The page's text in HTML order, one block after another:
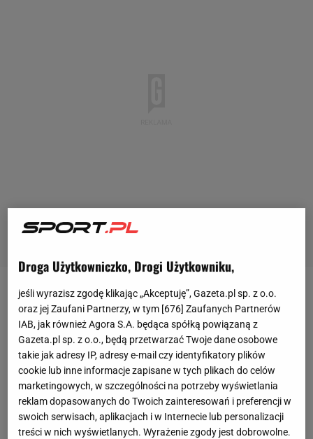
- Pomeczuznaleziono ciało 42-letniego Antonio
Scotto Di Luzio, niekaranego mężczyzny
mieszkającego w Bacoli. Ciało leżało na
opuszczonym parkingu pod sektorem gościnnym
stadionu Maradony. Ale ta makabryczna sytuacja
wciąż ma wiele niejasności - donosi "La Gazzetta
dello Sport".
Droga Użytkowniczko, Drogi Użytkowniku,
jeśli wyrazisz zgodę klikając „Akceptuję”, Gazeta.pl sp. z o.o.
oraz jej Zaufani Partnerzy, w tym [676] Zaufanych Partnerów
IAB, jak również Agora S.A. będąca spółką powiązaną z
Gazeta.pl sp. z o.o., będą przetwarzać Twoje dane osobowe
takie jak adresy IP, adresy e-mail czy identyfikatory plików
cookie lub inne informacje zapisane w tych plikach do celów
marketingowych, w szczególności na potrzeby wyświetlania
reklam dopasowanych do Twoich zainteresowań i preferencji w
swoich serwisach, aplikacjach i w Internecie lub personalizacji
treści w nich wyświetlanych. Wyrażenie zgody jest dobrowolne.